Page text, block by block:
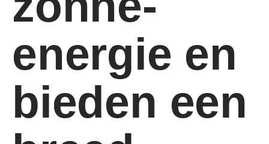
energie en
bieden een